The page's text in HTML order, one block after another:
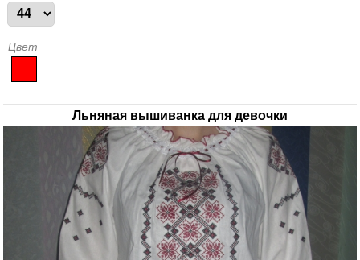
Цвет
Льняная вышиванка для девочки